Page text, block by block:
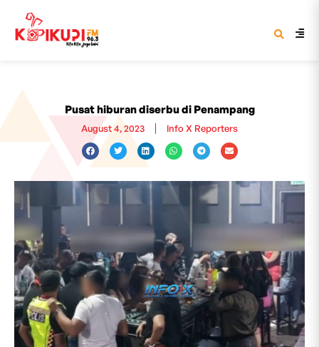
Pusat hiburan diserbu di Penampang
August 4, 2023 Info X Reporters